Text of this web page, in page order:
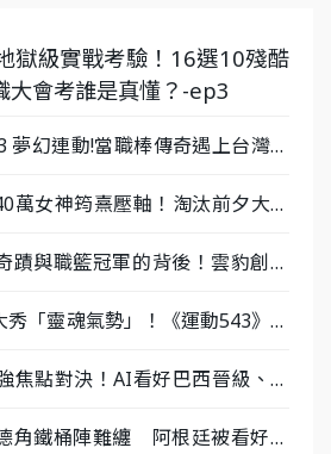
獄級實戰考驗！16選10殘酷
大會考誰是真懂？-ep3
夢幻連動!當職棒傳奇遇上台灣女
萬女神筠熹壓軸！淘汰前夕大混
蹟與職籃冠軍的背後！雲豹創辦
「靈魂氣勢」！《運動543》微
焦點對決！AI看好巴西晉級、數
角鐵桶陣難纏 阿根廷被看好下